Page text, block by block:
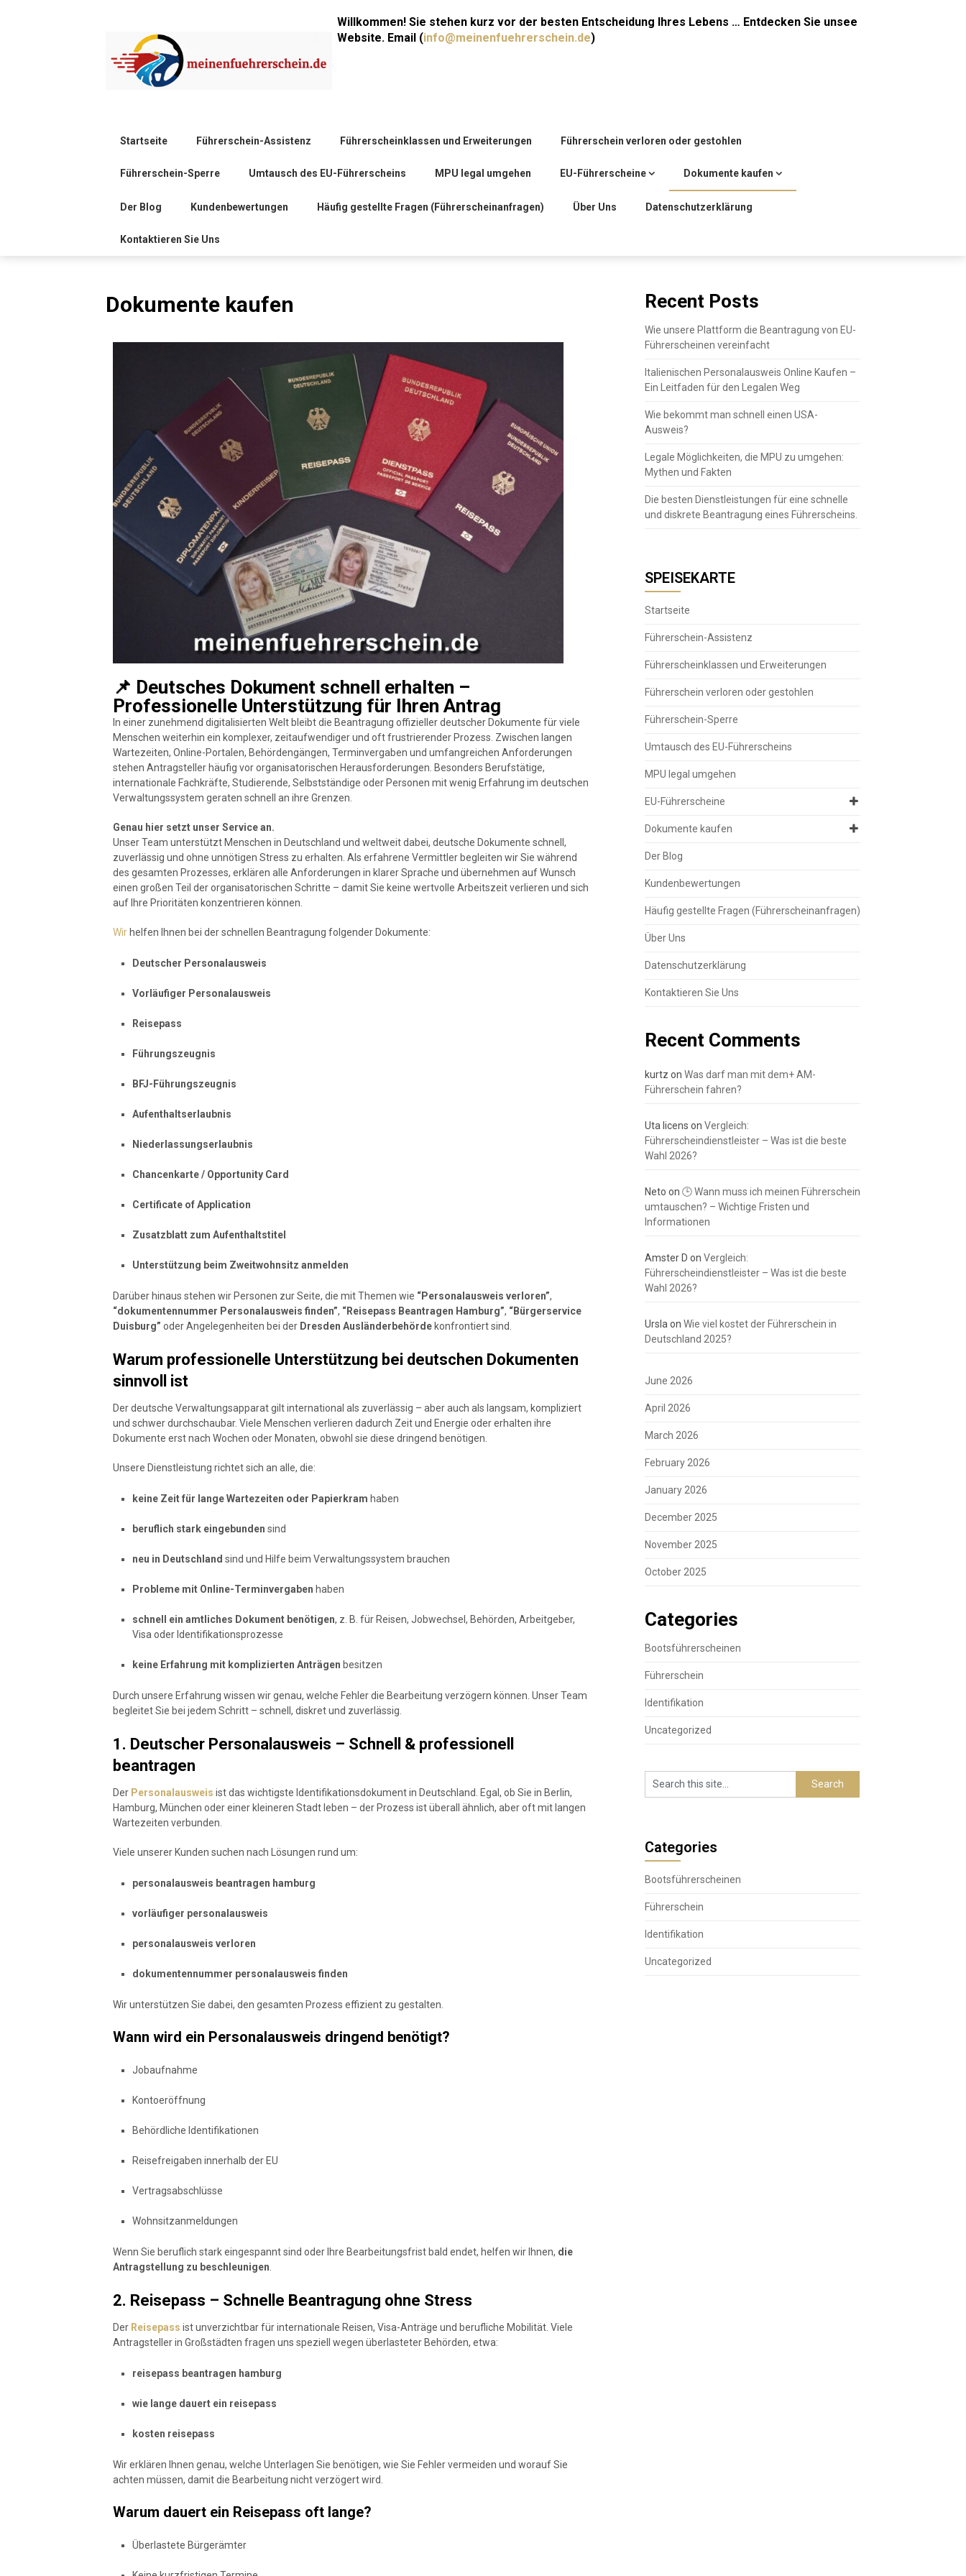
Willkommen! Sie stehen kurz vor der besten Entscheidung Ihres Lebens … Entdecken Sie unsee
Website. Email (info@meinenfuehrerschein.de)
Startseite Führerschein-Assistenz Führerscheinklassen und Erweiterungen Führerschein verloren oder gestohlen
Führerschein-Sperre Umtausch des EU-Führerscheins MPU legal umgehen EU-Führerscheine Dokumente kaufen
Der Blog Kundenbewertungen Häufig gestellte Fragen (Führerscheinanfragen) Über Uns Datenschutzerklärung
Kontaktieren Sie Uns
Dokumente kaufen
📌 Deutsches Dokument schnell erhalten –
Professionelle Unterstützung für Ihren Antrag
In einer zunehmend digitalisierten Welt bleibt die Beantragung offizieller deutscher Dokumente für viele
Menschen weiterhin ein komplexer, zeitaufwendiger und oft frustrierender Prozess. Zwischen langen
Wartezeiten, Online-Portalen, Behördengängen, Terminvergaben und umfangreichen Anforderungen
stehen Antragsteller häufig vor organisatorischen Herausforderungen. Besonders Berufstätige,
internationale Fachkräfte, Studierende, Selbstständige oder Personen mit wenig Erfahrung im deutschen
Verwaltungssystem geraten schnell an ihre Grenzen.
Genau hier setzt unser Service an.
Unser Team unterstützt Menschen in Deutschland und weltweit dabei, deutsche Dokumente schnell,
zuverlässig und ohne unnötigen Stress zu erhalten. Als erfahrene Vermittler begleiten wir Sie während
des gesamten Prozesses, erklären alle Anforderungen in klarer Sprache und übernehmen auf Wunsch
einen großen Teil der organisatorischen Schritte – damit Sie keine wertvolle Arbeitszeit verlieren und sich
auf Ihre Prioritäten konzentrieren können.
Wir helfen Ihnen bei der schnellen Beantragung folgender Dokumente:
Deutscher Personalausweis
Vorläufiger Personalausweis
Reisepass
Führungszeugnis
BFJ-Führungszeugnis
Aufenthaltserlaubnis
Niederlassungserlaubnis
Chancenkarte / Opportunity Card
Certificate of Application
Zusatzblatt zum Aufenthaltstitel
Unterstützung beim Zweitwohnsitz anmelden
Darüber hinaus stehen wir Personen zur Seite, die mit Themen wie “Personalausweis verloren”,
“dokumentennummer Personalausweis finden”, “Reisepass Beantragen Hamburg”, “Bürgerservice
Duisburg” oder Angelegenheiten bei der Dresden Ausländerbehörde konfrontiert sind.
Warum professionelle Unterstützung bei deutschen Dokumenten
sinnvoll ist
Der deutsche Verwaltungsapparat gilt international als zuverlässig – aber auch als langsam, kompliziert
und schwer durchschaubar. Viele Menschen verlieren dadurch Zeit und Energie oder erhalten ihre
Dokumente erst nach Wochen oder Monaten, obwohl sie diese dringend benötigen.
Unsere Dienstleistung richtet sich an alle, die:
keine Zeit für lange Wartezeiten oder Papierkram haben
beruflich stark eingebunden sind
neu in Deutschland sind und Hilfe beim Verwaltungssystem brauchen
Probleme mit Online-Terminvergaben haben
schnell ein amtliches Dokument benötigen, z. B. für Reisen, Jobwechsel, Behörden, Arbeitgeber,
Visa oder Identifikationsprozesse
keine Erfahrung mit komplizierten Anträgen besitzen
Durch unsere Erfahrung wissen wir genau, welche Fehler die Bearbeitung verzögern können. Unser Team
begleitet Sie bei jedem Schritt – schnell, diskret und zuverlässig.
1. Deutscher Personalausweis – Schnell & professionell
beantragen
Der Personalausweis ist das wichtigste Identifikationsdokument in Deutschland. Egal, ob Sie in Berlin,
Hamburg, München oder einer kleineren Stadt leben – der Prozess ist überall ähnlich, aber oft mit langen
Wartezeiten verbunden.
Viele unserer Kunden suchen nach Lösungen rund um:
personalausweis beantragen hamburg
vorläufiger personalausweis
personalausweis verloren
dokumentennummer personalausweis finden
Wir unterstützen Sie dabei, den gesamten Prozess effizient zu gestalten.
Wann wird ein Personalausweis dringend benötigt?
Jobaufnahme
Kontoeröffnung
Behördliche Identifikationen
Reisefreigaben innerhalb der EU
Vertragsabschlüsse
Wohnsitzanmeldungen
Wenn Sie beruflich stark eingespannt sind oder Ihre Bearbeitungsfrist bald endet, helfen wir Ihnen, die
Antragstellung zu beschleunigen
2. Reisepass – Schnelle Beantragung ohne Stress
Der Reisepass ist unverzichtbar für internationale Reisen, Visa-Anträge und berufliche Mobilität. Viele
Antragsteller in Großstädten fragen uns speziell wegen überlasteter Behörden, etwa:
reisepass beantragen hamburg
wie lange dauert ein reisepass
kosten reisepass
Wir erklären Ihnen genau, welche Unterlagen Sie benötigen, wie Sie Fehler vermeiden und worauf Sie
achten müssen, damit die Bearbeitung nicht verzögert wird.
Warum dauert ein Reisepass oft lange?
Überlastete Bürgerämter
Recent Posts
Wie unsere Plattform die Beantragung von EU-
Führerscheinen vereinfacht
Italienischen Personalausweis Online Kaufen –
Ein Leitfaden für den Legalen Weg
Wie bekommt man schnell einen USA-
Ausweis?
Legale Möglichkeiten, die MPU zu umgehen:
Mythen und Fakten
Die besten Dienstleistungen für eine schnelle
und diskrete Beantragung eines Führerscheins.
SPEISEKARTE
Startseite
Führerschein-Assistenz
Führerscheinklassen und Erweiterungen
Führerschein verloren oder gestohlen
Führerschein-Sperre
Umtausch des EU-Führerscheins
MPU legal umgehen
EU-Führerscheine
Dokumente kaufen
Der Blog
Kundenbewertungen
Häufig gestellte Fragen (Führerscheinanfragen)
Über Uns
Datenschutzerklärung
Kontaktieren Sie Uns
Recent Comments
kurtz on Was darf man mit dem+ AM-
Führerschein fahren?
Uta licens on Vergleich:
Führerscheindienstleister – Was ist die beste
Wahl 2026?
Neto on 🕒 Wann muss ich meinen Führerschein
umtauschen? – Wichtige Fristen und
Informationen
Amster D on Vergleich:
Führerscheindienstleister – Was ist die beste
Wahl 2026?
Ursla on Wie viel kostet der Führerschein in
Deutschland 2025?
June 2026
April 2026
March 2026
February 2026
January 2026
December 2025
November 2025
October 2025
Categories
Bootsführerscheinen
Führerschein
Identifikation
Uncategorized
Categories
Bootsführerscheinen
Führerschein
Identifikation
Uncategorized